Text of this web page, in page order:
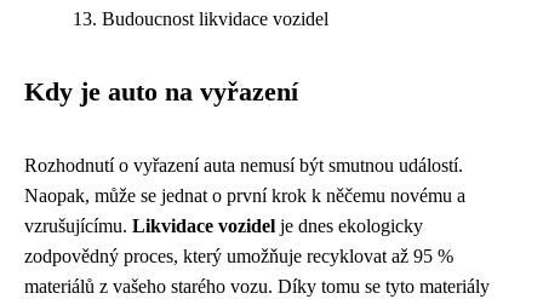
Budoucnost likvidace vozidel
Kdy je auto na vyřazení
Rozhodnutí o vyřazení auta nemusí být smutnou událostí.
Naopak, může se jednat o první krok k něčemu novému a
vzrušujícímu. Likvidace vozidel je dnes ekologicky
zodpovědný proces, který umožňuje recyklovat až 95 %
materiálů z vašeho starého vozu. Díky tomu se tyto materiály